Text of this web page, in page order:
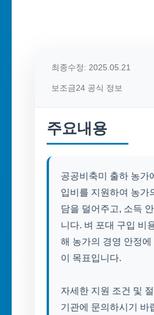
최종수정: 2025.05.21
보조금24 공식 정보
주요내용
공공비축미 출하 농가
입비를 지원하여 농가
담을 덜어주고, 소득
니다. 벼 포대 구입 비
해 농가의 경영 안정에
이 목표입니다.
자세한 지원 조건 및
기관에 문의하시기 바